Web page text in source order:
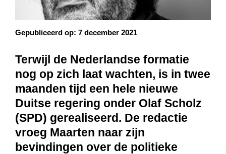
Gepubliceerd op: 7 december 2021
Terwijl de Nederlandse formatie
nog op zich laat wachten, is in twee
maanden tijd een hele nieuwe
Duitse regering onder Olaf Scholz
(SPD) gerealiseerd. De redactie
vroeg Maarten naar zijn
bevindingen over de politieke